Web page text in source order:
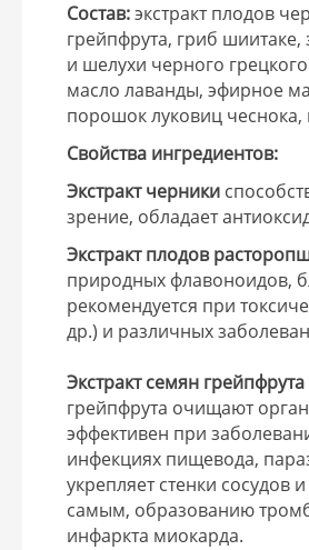
Состав:экстракт плодов
грейпфрута, гриб шиитаке,
и шелухи черного
масло лаванды, эфирное
порошок луковиц чеснока,
Свойства ингредиентов:
Экстракт черники
зрение, обладает
Экстракт плодов
природных флавоноидов,
рекомендуется при
др.) и различных
Экстракт семян грейпфрута
грейпфрута очищают
эффективен при
инфекциях пищевода,
укрепляет стенки сосудов
самым, образованию
инфаркта миокарда.